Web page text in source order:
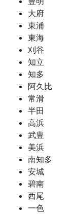
大府
東浦
東海
刈谷
知立
知多
阿久比
常滑
半田
高浜
武豊
美浜
南知多
安城
碧南
西尾
一色